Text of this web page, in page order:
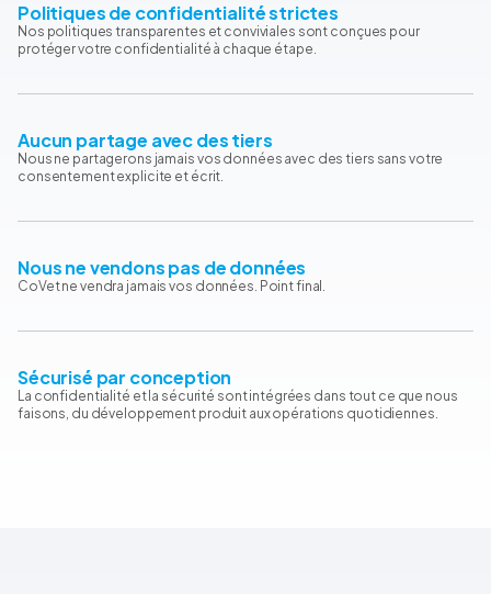
Politiques de confidentialité strictes
Nos politiques transparentes et conviviales sont conçues pour
protéger votre confidentialité à chaque étape.
Aucun partage avec des tiers
Nous ne partagerons jamais vos données avec des tiers sans votre
consentement explicite et écrit.
Nous ne vendons pas de données
CoVet ne vendra jamais vos données. Point final.
Sécurisé par conception
La confidentialité et la sécurité sont intégrées dans tout ce que nous
faisons, du développement produit aux opérations quotidiennes.